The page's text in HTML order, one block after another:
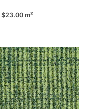
$23.00m²